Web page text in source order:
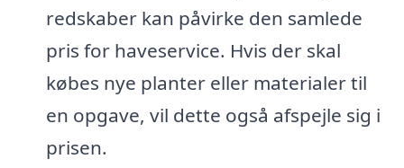
redskaber kan påvirke den samlede
pris for haveservice. Hvis der skal
købes nye planter eller materialer til
en opgave, vil dette også afspejle sig i
prisen.